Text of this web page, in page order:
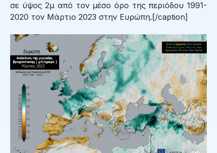
σε ύψος 2μ από τον μέσο όρο της περιόδου 1991-
2020 τον Μάρτιο 2023 στην Ευρώπη.[/caption]